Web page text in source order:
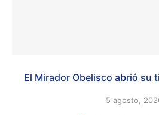
El Mirador Obelisco abrió su
5 agosto,